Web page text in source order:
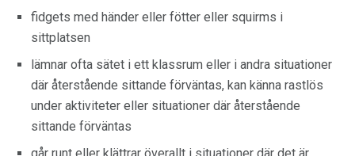
fidgets med händer eller fötter eller squirms i
sittplatsen
lämnar ofta sätet i ett klassrum eller i andra situationer
där återstående sittande förväntas, kan känna rastlös
under aktiviteter eller situationer där återstående
sittande förväntas